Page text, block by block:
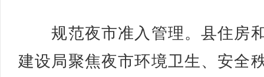
规范夜市准入管理。县住房
建设局聚焦夜市环境卫生、安全